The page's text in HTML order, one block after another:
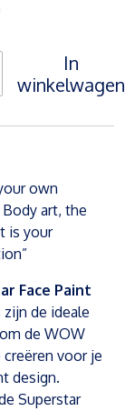
In
winkelwagen
own
art, the
is your
Face Paint
zijn de ideale
de WOW
voor je
design.
Superstar